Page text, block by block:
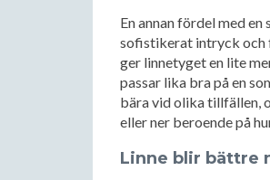
En annan fördel med
sofistikerat intryck och
ger linnetyget en lite
passar lika bra på en
bära vid olika tillfällen,
eller ner beroende på
Linne blir bättre